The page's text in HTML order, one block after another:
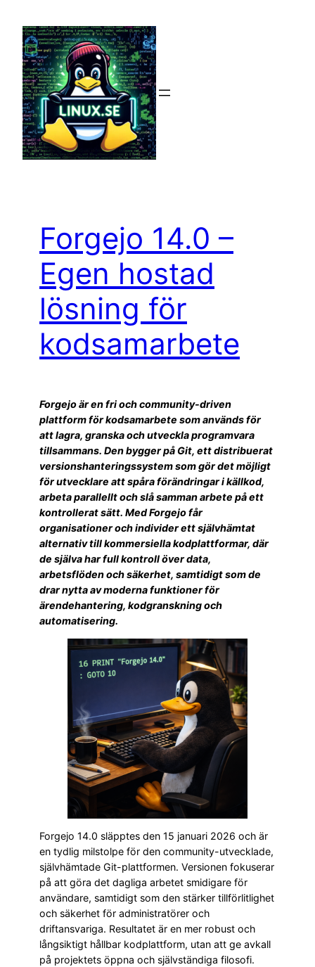
innehåll
Forgejo 14.0 –
Egen hostad
lösning för
kodsamarbete
Forgejo är en fri och community-driven
plattform för kodsamarbete som används för
att lagra, granska och utveckla programvara
tillsammans. Den bygger på Git, ett distribuerat
versionshanteringssystem som gör det möjligt
för utvecklare att spåra förändringar i källkod,
arbeta parallellt och slå samman arbete på ett
kontrollerat sätt. Med Forgejo får
organisationer och individer ett självhämtat
alternativ till kommersiella kodplattformar, där
de själva har full kontroll över data,
arbetsflöden och säkerhet, samtidigt som de
drar nytta av moderna funktioner för
ärendehantering, kodgranskning och
automatisering.
Forgejo 14.0 släpptes den 15 januari 2026 och är
en tydlig milstolpe för den community-utvecklade,
självhämtade Git-plattformen. Versionen fokuserar
på att göra det dagliga arbetet smidigare för
användare, samtidigt som den stärker tillförlitlighet
och säkerhet för administratörer och
driftansvariga. Resultatet är en mer robust och
långsiktigt hållbar kodplattform, utan att ge avkall
på projektets öppna och självständiga filosofi.